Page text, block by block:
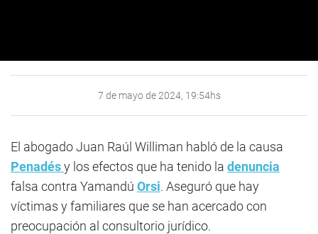
7 de mayo de 2024, 19:54hs
El abogado Juan Raúl Williman habló de la causa
Penadésy los efectos que ha tenido la denuncia
falsa contra Yamandú Orsi. Aseguró que hay
víctimas y familiares que se han acercado con
preocupación al consultorio jurídico.